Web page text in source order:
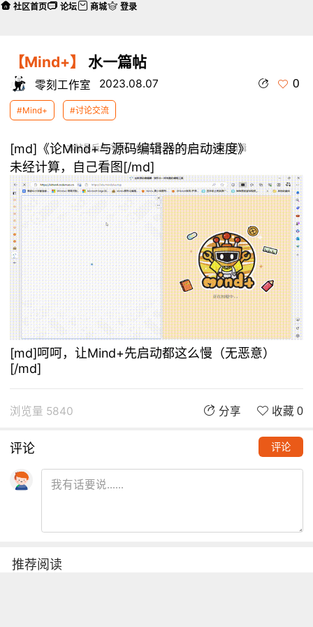
【Mind+】 水一篇帖
零刻工作室 2023.08.07 0
#Mind+ #讨论交流
本帖最后由 零刻工作室 于 2023-8-7 12:50 编辑
[md]《论Mind+与源码编辑器的启动速度》
未经计算，自己看图[/md]
[md]呵呵，让Mind+先启动都这么慢（无恶意）
[/md]
浏览量 5840 分享 收藏 0
评论 评论
推荐阅读
社区首页 论坛 商城 登录